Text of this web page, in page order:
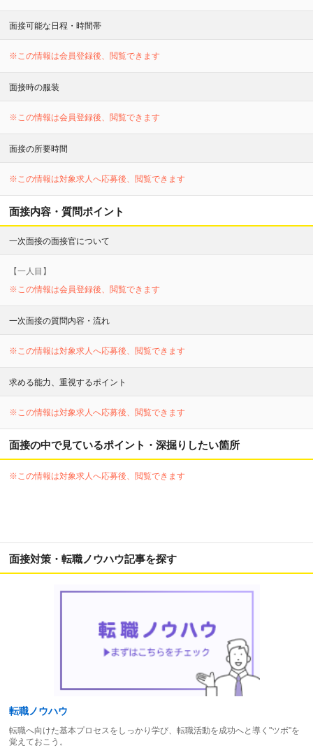
面接可能な日程・時間帯
※この情報は会員登録後、閲覧できます
面接時の服装
※この情報は会員登録後、閲覧できます
面接の所要時間
※この情報は対象求人へ応募後、閲覧できます
面接内容・質問ポイント
一次面接の面接官について
【一人目】
※この情報は会員登録後、閲覧できます
一次面接の質問内容・流れ
※この情報は対象求人へ応募後、閲覧できます
求める能力、重視するポイント
※この情報は対象求人へ応募後、閲覧できます
面接の中で見ているポイント・深掘りしたい箇所
※この情報は対象求人へ応募後、閲覧できます
面接対策・転職ノウハウ記事を探す
転職ノウハウ
転職へ向けた基本プロセスをしっかり学び、転職活動を成功へと導く"ツボ"を
覚えておこう。